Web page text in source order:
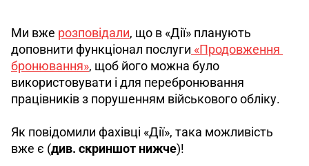
Ми вже розповідали, що в «Дії» планують
доповнити функціонал послуги «Продовження
бронювання», щоб його можна було
використовувати і для перебронювання
працівників з порушенням військового обліку.
Як повідомили фахівці «Дії», така можливість
вже є (див. скриншот нижче)!